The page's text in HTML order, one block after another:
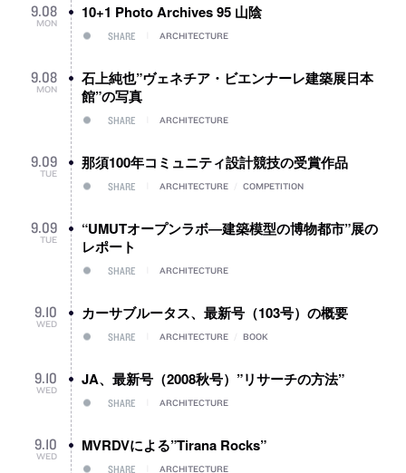
9.08
MON
10+1 Photo Archives 95 山陰
SHARE ARCHITECTURE
9.08
MON
石上純也”ヴェネチア・ビエンナーレ建築展日本
館”の写真
SHARE ARCHITECTURE
9.09
TUE
那須100年コミュニティ設計競技の受賞作品
SHARE ARCHITECTURE COMPETITION
9.09
TUE
“UMUTオープンラボ―建築模型の博物都市”展の
レポート
SHARE ARCHITECTURE
9.10
WED
カーサブルータス、最新号（103号）の概要
SHARE ARCHITECTURE BOOK
9.10
WED
JA、最新号（2008秋号）”リサーチの方法”
SHARE ARCHITECTURE
9.10
WED
MVRDVによる”Tirana Rocks”
SHARE ARCHITECTURE